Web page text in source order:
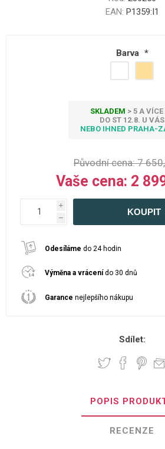
EAN: P1359:I1
Barva *
SKLADEM > 5 A VÍCE
DO ST 12.8. U VÁS
NEBO IHNED PRAHA-
Původní cena: 7
Vaše cena: 2
i
h
Odesíláme do 24 hodin
Výměna a vrácení do 30 dnů
Garance nejlepšího nákupu
Sdílet:
POPIS
RECENZE